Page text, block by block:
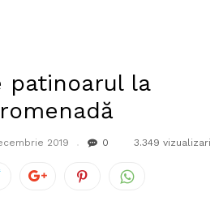
patinoarul la
2019 0 3.349 vizualizari